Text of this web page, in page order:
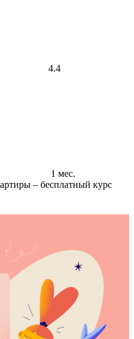
4.4
1 мес.
– бесплатный курс